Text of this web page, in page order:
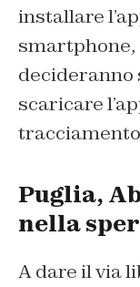
installare
smartphone,
decideranno
scaricare
Puglia,
nella
A dare il via